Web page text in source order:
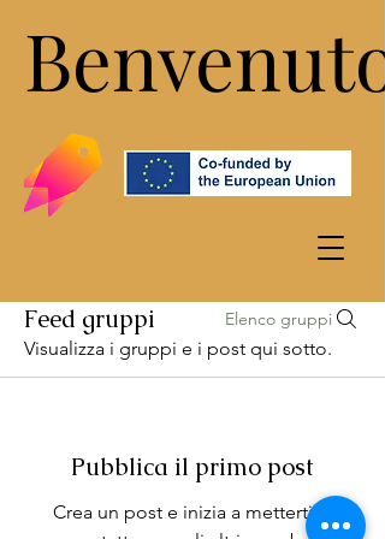
Benvenuto!
Benvenuto!
Feed gruppi Elenco gruppi
Visualizza i gruppi e i post qui sotto.
Pubblica il primo post
Crea un post e inizia a metterti in